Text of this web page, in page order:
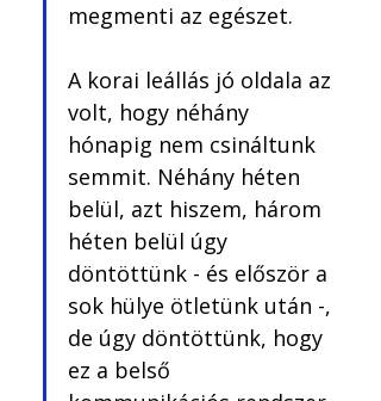
megmenti az egészet.
A korai leállás jó oldala az
volt, hogy néhány
hónapig nem csináltunk
semmit. Néhány héten
belül, azt hiszem, három
héten belül úgy
döntöttünk - és először a
sok hülye ötletünk után -,
de úgy döntöttünk, hogy
ez a belső